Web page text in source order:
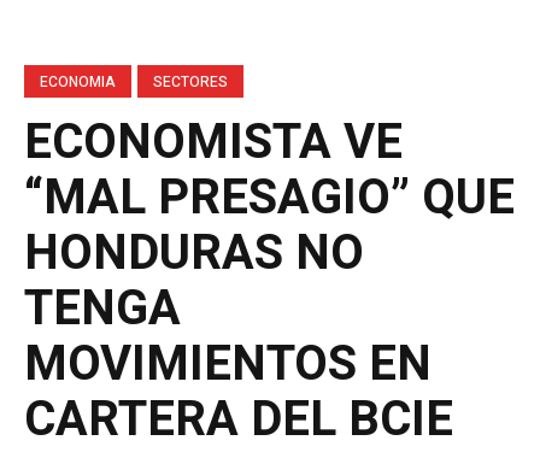
ECONOMIA SECTORES
ECONOMISTA VE
“MAL PRESAGIO” QUE
HONDURAS NO
TENGA
MOVIMIENTOS EN
CARTERA DEL BCIE